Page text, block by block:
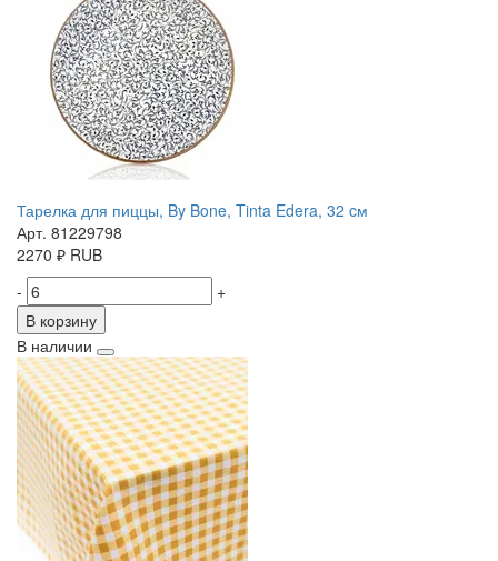
Тарелка для пиццы, By Bone, Tinta Edera, 32 cм
Арт. 81229798
2270 ₽ RUB
-
+
В корзину
В наличии